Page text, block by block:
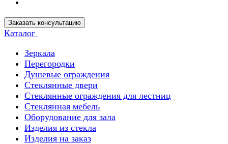
Заказать консультацию
Каталог
Зеркала
Перегородки
Душевые ограждения
Стеклянные двери
Стеклянные ограждения для лестниц
Стеклянная мебель
Оборудование для зала
Изделия из стекла
Изделия на заказ